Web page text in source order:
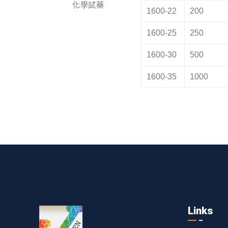
化學試藥
1600-22 200
1600-25 250
1600-30 500
1600-35 1000
Links